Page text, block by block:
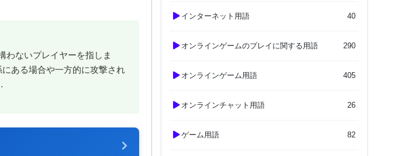
わないプレイヤーを指しま
ある場合や一方的に攻撃され
インターネット用語 40
オンラインゲームのプレイに関する用語 290
オンラインゲーム用語 405
オンラインチャット用語 26
ゲーム用語 82